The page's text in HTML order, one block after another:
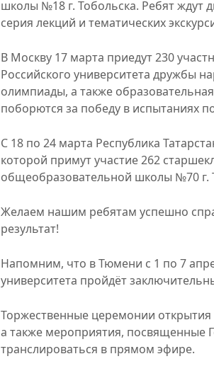
школы №18 г. Тобольска. Ребят ждут
серия лекций и тематических
В Москву 17 марта приедут 230
Российского университета дружбы
олимпиады, а также
поборются за победу в испытаниях
С 18 по 24 марта Республика
которой примут участие 262
общеобразовательной школы №70 г.
Желаем нашим ребятам успешно
результат!
Напомним, что в Тюмени с 1 по 7
университета пройдёт
Торжественные церемонии
а также мероприятия, посвященные
транслироваться в прямом эфире.